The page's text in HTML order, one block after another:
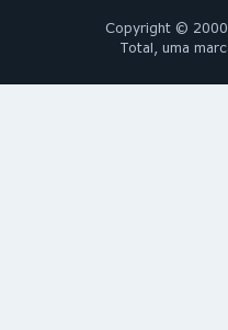
Copyright ©
Total, uma